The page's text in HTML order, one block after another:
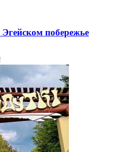
побережье